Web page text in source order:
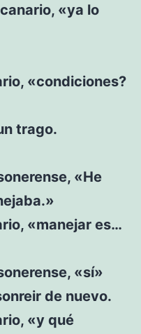
«ya lo
«condiciones?
trago.
«He
«manejar es…
«sí»
de nuevo.
«y qué